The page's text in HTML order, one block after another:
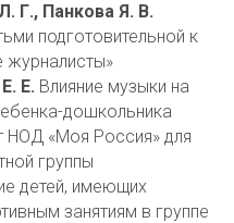
Г., Панкова Я. В.
подготовительной к
журналисты»
Е. Влияние музыки на
дошкольника
НОД «Моя Россия» для
группы
детей, имеющих
занятиям в группе